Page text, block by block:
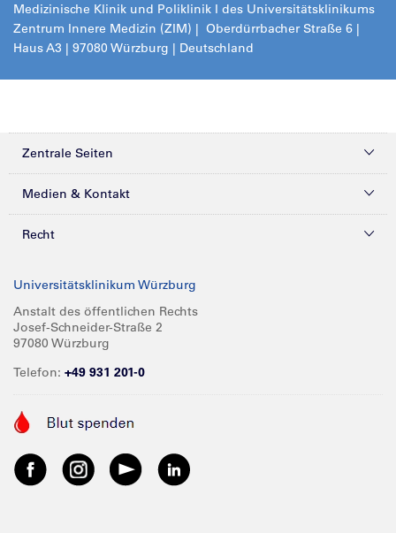
Medizinische Klinik und Poliklinik I des Universitätsklinikums
Zentrum Innere Medizin (ZIM) | Oberdürrbacher Straße 6 |
Haus A3 | 97080 Würzburg | Deutschland
Zentrale Seiten
Kliniken & Zentren
Forschung
Karriere
Medien & Kontakt
Presse
Glossar
Spenden
Anreise
Recht
Compliance
Impressum
Barrierefreiheit
Universitätsklinikum Würzburg
Anstalt des öffentlichen Rechts
Josef-Schneider-Straße 2
97080 Würzburg
Telefon: +49 931 201-0